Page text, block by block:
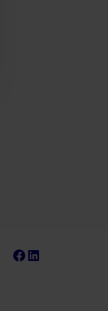
Facebook
LinkedIn